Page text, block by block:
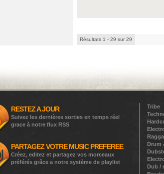
Résultats 1 - 29 sur 29
RESTEZ A JOUR
Suivez les dernières sorties en temps réel
grace à notre flux RSS
PARTAGEZ VOTRE MUSIC PREFEREE
Créez, editez et partagez vos morceaux
préférés grâce a notre système de playlist
Tribe
Drum
Dub /